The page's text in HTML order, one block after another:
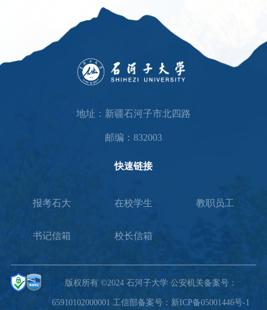
地址：新疆石河子市北四路
邮编：832003
快速链接
报考石大 在校学生 教职员工
书记信箱 校长信箱
版权所有 ©2024 石河子大学 公安机关备案号：
65910102000001 工信部备案号：新ICP备05001446号-1